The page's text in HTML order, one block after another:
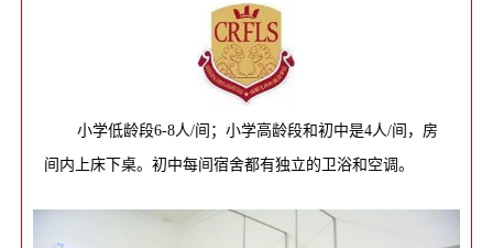
小学低龄段6-8人/间；小学高龄段和初中是4人/间，房
间内上床下桌。初中每间宿舍都有独立的卫浴和空调。